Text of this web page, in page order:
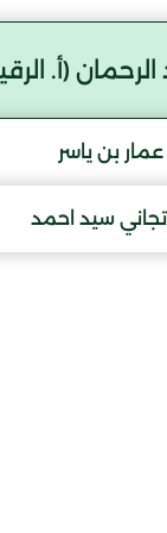
(أ.
بن ياسر
سيد احمد